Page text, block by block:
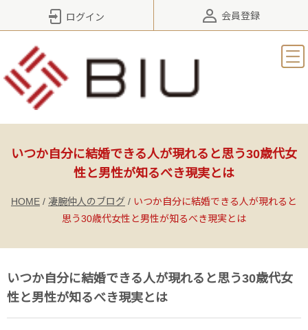
ログイン 会員登録
いつか自分に結婚できる人が現れると思う30歳代女
性と男性が知るべき現実とは
HOME / 凄腕仲人のブログ / いつか自分に結婚できる人が現れると
思う30歳代女性と男性が知るべき現実とは
いつか自分に結婚できる人が現れると思う30歳代女
性と男性が知るべき現実とは